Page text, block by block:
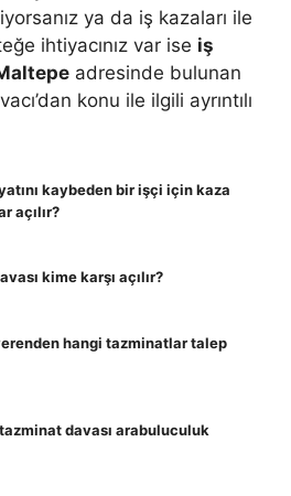
ya da iş kazaları ile
ihtiyacınız var ise iş
adresinde bulunan
konu ile ilgili ayrıntılı
kaybeden bir işçi için kaza
açılır?
kime karşı açılır?
hangi tazminatlar talep
davası arabuluculuk